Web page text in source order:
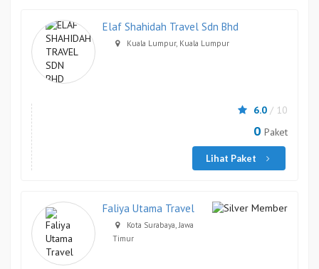
Elaf Shahidah Travel Sdn Bhd
Kuala Lumpur, Kuala Lumpur
6.0 / 10
0 Paket
Lihat Paket
Faliya Utama Travel
Kota Surabaya, Jawa
Timur